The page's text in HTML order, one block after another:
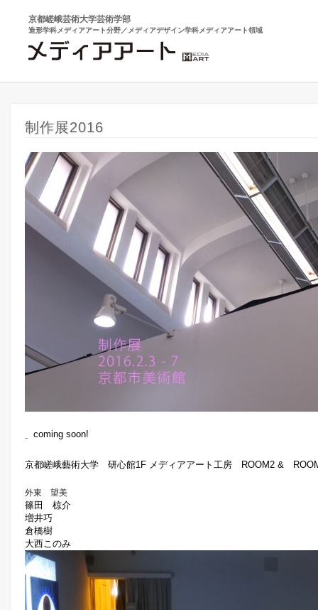
京都嵯峨芸術大学芸術学部
造形学科メディアアート分野／メディアデザイン学科メディアアート領域
制作展2016
coming soon!
京都嵯峨藝術大学 研心館1F メディアアート工房 ROOM2 &
外東 望美
篠田 椋介
増井巧
倉橋樹
大西このみ